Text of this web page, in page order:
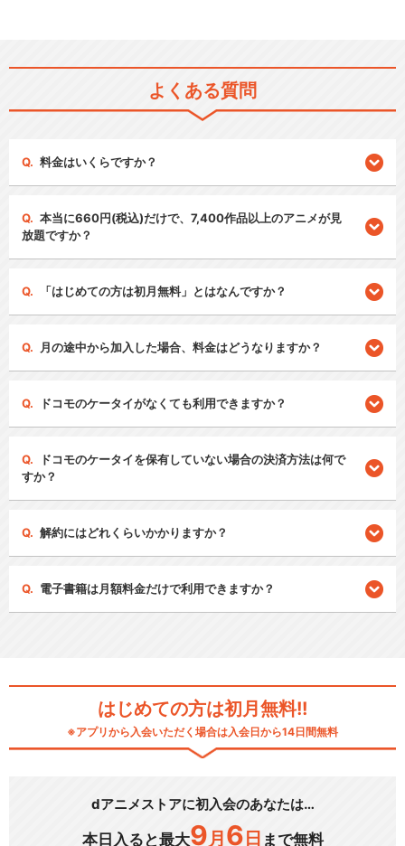
よくある質問
料金はいくらですか？
本当に660円(税込)だけで、7,400作品以上のアニメが見
放題ですか？
「はじめての方は初月無料」とはなんですか？
月の途中から加入した場合、料金はどうなりますか？
ドコモのケータイがなくても利用できますか？
ドコモのケータイを保有していない場合の決済方法は何で
すか？
解約にはどれくらいかかりますか？
電子書籍は月額料金だけで利用できますか？
はじめての方は初月無料!!
※アプリから入会いただく場合は入会日から14日間無料
dアニメストアに初入会のあなたは…
本日入ると最大9 月 6 日 まで無料